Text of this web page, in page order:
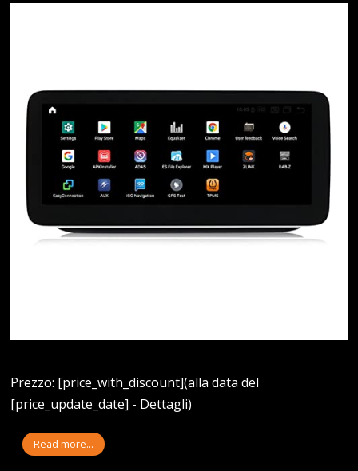
Prezzo: [price_with_discount](alla data del
[price_update_date] - Dettagli)
Read more...